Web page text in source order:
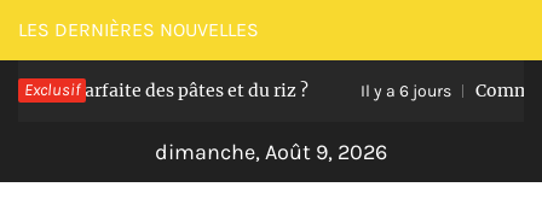
Passer
au
contenu
LES DERNIÈRES NOUVELLES
Exclusif
parfaite des pâtes et du riz ? Il y a 6 jours Comment
dimanche, Août 9, 2026